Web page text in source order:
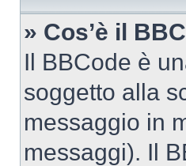
» Cos’è il
Il BBCode è
soggetto alla
messaggio in
messaggi). Il